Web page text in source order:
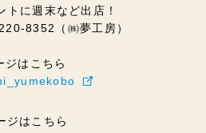
トに週末など出店！
8352（㈱夢工房）
はこちら
ジはこちら